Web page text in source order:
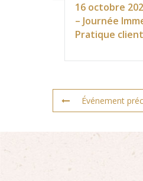
16 octobre
– Journée
Pratique
Événement